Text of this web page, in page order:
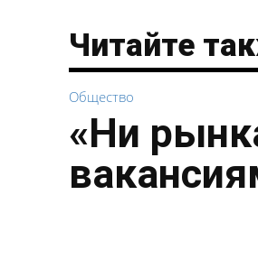
Читайте
Общество
«Ни